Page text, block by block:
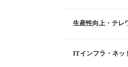
生産性向上・テレ
ITインフラ・ネッ